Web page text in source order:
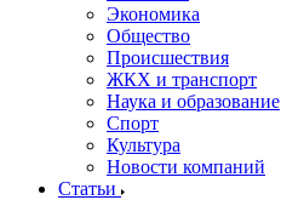
Экономика
Общество
Происшествия
ЖКХ и транспорт
Наука и образование
Спорт
Культура
Новости компаний
Статьи